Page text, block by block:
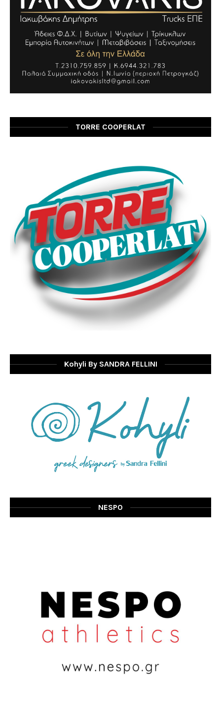
TORRE COOPERLAT
Kohyli By SANDRA FELLINI
NESPO